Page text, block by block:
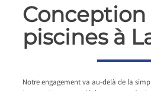
Conception
piscines à
Notre engagement va au-delà de la